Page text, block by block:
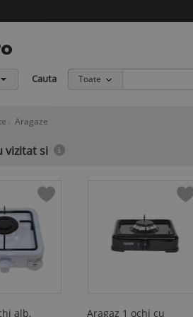
Cauta Toate
- Cumperi in siguranta de la vanzatori de
Aragaze
vizitat si
alb,
Aragaz 1 ochi cu